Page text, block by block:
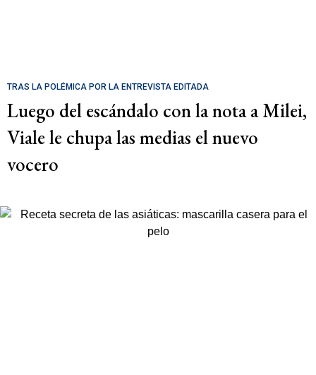
TRAS LA POLÉMICA POR LA ENTREVISTA EDITADA
Luego del escándalo con la nota a Milei,
Viale le chupa las medias el nuevo
vocero